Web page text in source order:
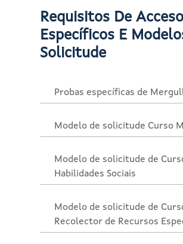
Requisitos De Acceso
Específicos E
Solicitude
Probas específicas de
Modelo de solicitude Curso
Modelo de solicitude de
Habilidades Sociais
Modelo de solicitude de
Recolector de Recursos